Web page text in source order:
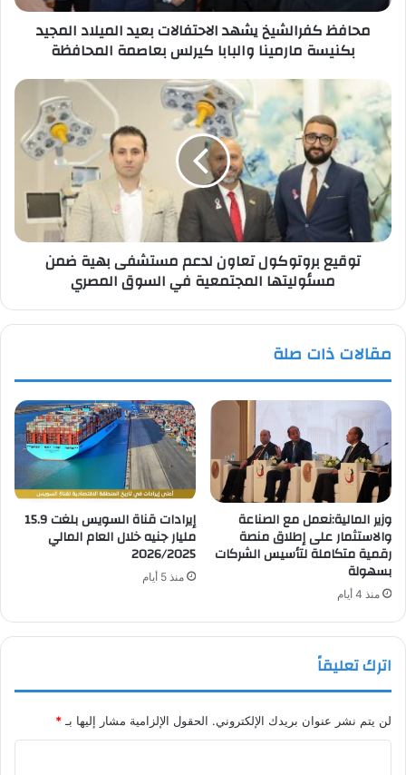
مارمينا
والبابا
المحافظة
محافظ كفرالشيخ يشهد الاحتفالات بعيد الميلاد المجيد
بكنيسة مارمينا والبابا كيرلس بعاصمة المحافظة
بروتوكول
تعاون
لدعم
مستشفى
بهية
ضمن
مسئوليتها
المجتمعية
توقيع بروتوكول تعاون لدعم مستشفى بهية ضمن
مسئوليتها المجتمعية في السوق المصري
مقالات ذات صلة
وزير المالية:نعمل مع الصناعة
والاستثمار على إطلاق منصة
رقمية متكاملة لتأسيس الشركات
بسهولة
منذ 4 أيام
إيرادات قناة السويس بلغت 15.9
مليار جنيه خلال العام المالي
2026/2025
منذ 5 أيام
اترك تعليقاً
لن يتم نشر عنوان بريدك الإلكتروني. الحقول الإلزامية مشار إليها بـ *